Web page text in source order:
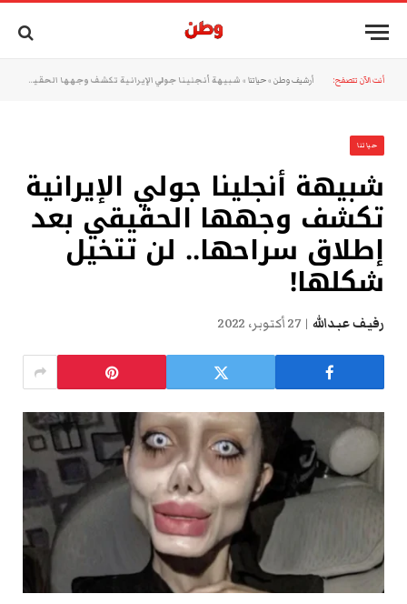
أنت الآن تتصفح: أرشيف وطن »حياتنا » شبيهة أنجلينا جولي الإيرانية تكشف وجهها الحقيقي بعد إطلاق سراحها.. لن تتخيل شكلها!
حياتنا
شبيهة أنجلينا جولي الإيرانية
تكشف وجهها الحقيقي بعد
إطلاق سراحها.. لن تتخيل
شكلها!
رفيف عبدالله 27 أكتوبر، 2022